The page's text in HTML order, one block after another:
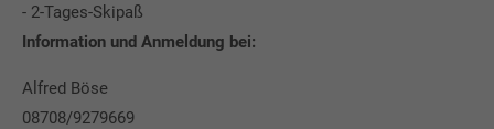
- 2-Tages-Skipaß
Information und Anmeldung bei:
Alfred Böse
08708/9279669